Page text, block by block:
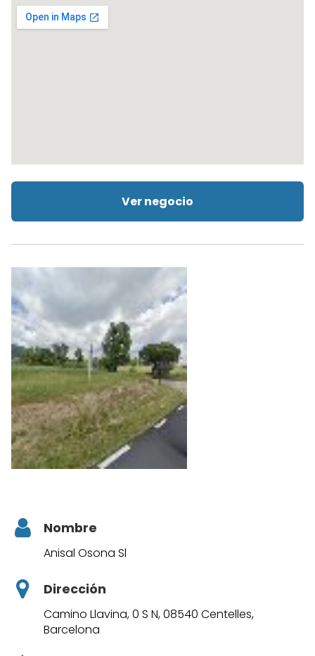
Ver negocio
Nombre
Anisal Osona Sl
Dirección
Camino Llavina, 0 S N, 08540 Centelles,
Barcelona